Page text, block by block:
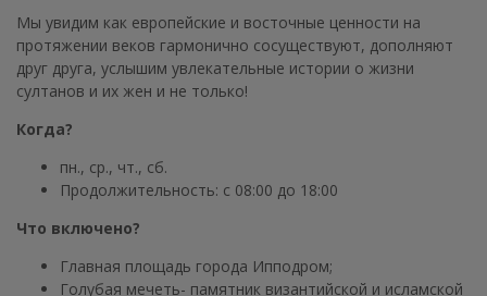
Мы увидим как европейские и восточные ценности на
протяжении веков гармонично сосуществуют, дополняют
друг друга, услышим увлекательные истории о жизни
султанов и их жен и не только!
Когда?
пн., ср., чт., сб.
Продолжительность: с 08:00 до 18:00
Что включено?
Главная площадь города Ипподром;
Голубая мечеть- памятник византийской и исламской